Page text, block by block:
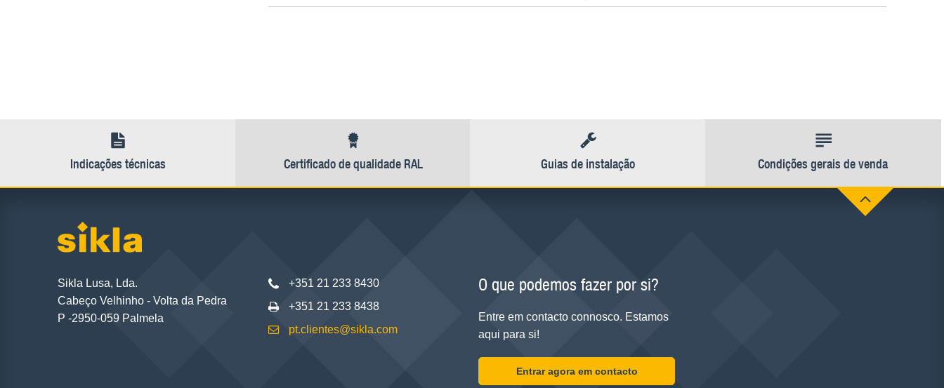
Indicações técnicas Certificado de qualidade RAL Guias de instalação Condições gerais de venda
Sikla Lusa, Lda.
Cabeço Velhinho - Volta da Pedra
P -2950-059 Palmela
+351 21 233 8430
+351 21 233 8438
pt.clientes@sikla.com
O que podemos fazer por si?
Entre em contacto connosco. Estamos
aqui para si!
Entrar agora em contacto